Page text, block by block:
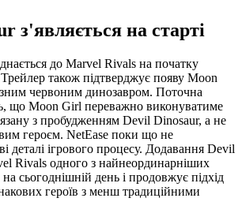
з'являється на старті
до Marvel Rivals на початку
також підтверджує появу Moon
червоним динозавром. Поточна
що Moon Girl переважно виконуватиме
з пробудженням Devil Dinosaur, а не
героєм. NetEase поки що не
деталі ігрового процесу. Додавання Devil
Rivals одного з найнеординарніших
сьогоднішній день і продовжує підхід
героїв з менш традиційними